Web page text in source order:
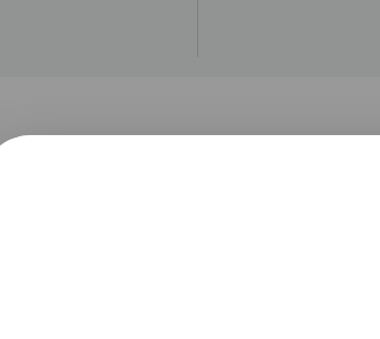
,到診醫生
護理評估、執